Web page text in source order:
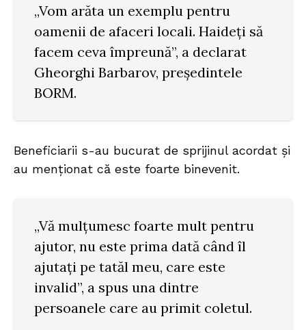
„Vom arăta un exemplu pentru
oamenii de afaceri locali. Haideți să
facem ceva împreună”, a declarat
Gheorghi Barbarov, președintele
BORM.
Beneficiarii s-au bucurat de sprijinul acordat și
au menționat că este foarte binevenit.
„Vă mulțumesc foarte mult pentru
ajutor, nu este prima dată când îl
ajutați pe tatăl meu, care este
invalid”, a spus una dintre
persoanele care au primit coletul.